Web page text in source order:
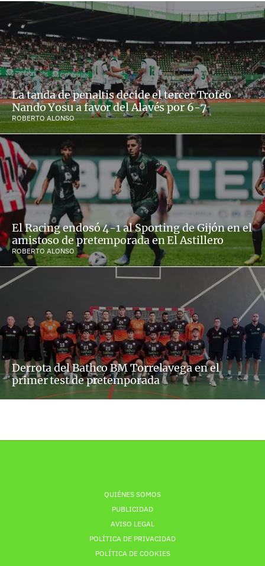
La tanda de penaltis decide el tercer Trofeo
Nando Yosu a favor del Alavés por 6-7
ROBERTO ALONSO
El Racing endosó 4-1 al Sporting de Gijón en el
amistoso de pretemporada en El Astillero
ROBERTO ALONSO
Derrota del Bathco BM Torrelavega en el
primer test de pretemporada
QUIÉNES SOMOS
PUBLICIDAD
AVISO LEGAL
POLÍTICA DE PRIVACIDAD
POLÍTICA DE COOKIES